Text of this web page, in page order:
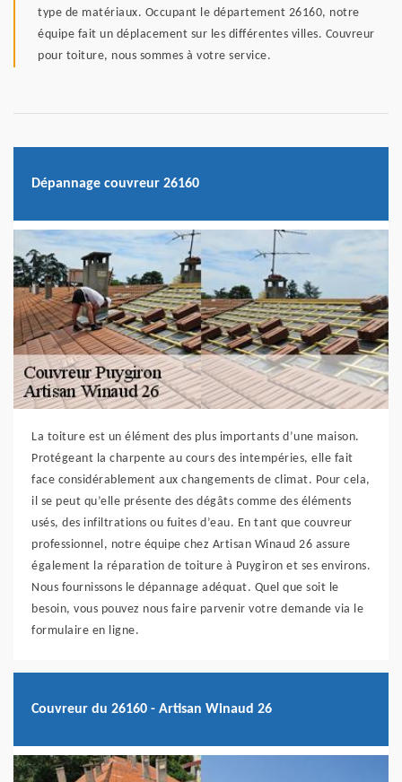
type de matériaux. Occupant le département 26160, notre
équipe fait un déplacement sur les différentes villes. Couvreur
pour toiture, nous sommes à votre service.
Dépannage couvreur 26160
La toiture est un élément des plus importants d’une maison.
Protégeant la charpente au cours des intempéries, elle fait
face considérablement aux changements de climat. Pour cela,
il se peut qu’elle présente des dégâts comme des éléments
usés, des infiltrations ou fuites d’eau. En tant que couvreur
professionnel, notre équipe chez Artisan Winaud 26 assure
également la réparation de toiture à Puygiron et ses environs.
Nous fournissons le dépannage adéquat. Quel que soit le
besoin, vous pouvez nous faire parvenir votre demande via le
formulaire en ligne.
Couvreur du 26160 - Artisan Winaud 26